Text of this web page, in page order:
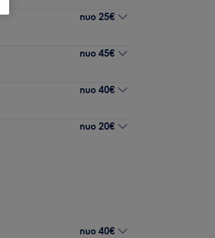
nuo 25€
nuo 45€
nuo 40€
nuo 20€
nuo 40€